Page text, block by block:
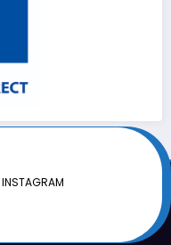
INSTAGRAM